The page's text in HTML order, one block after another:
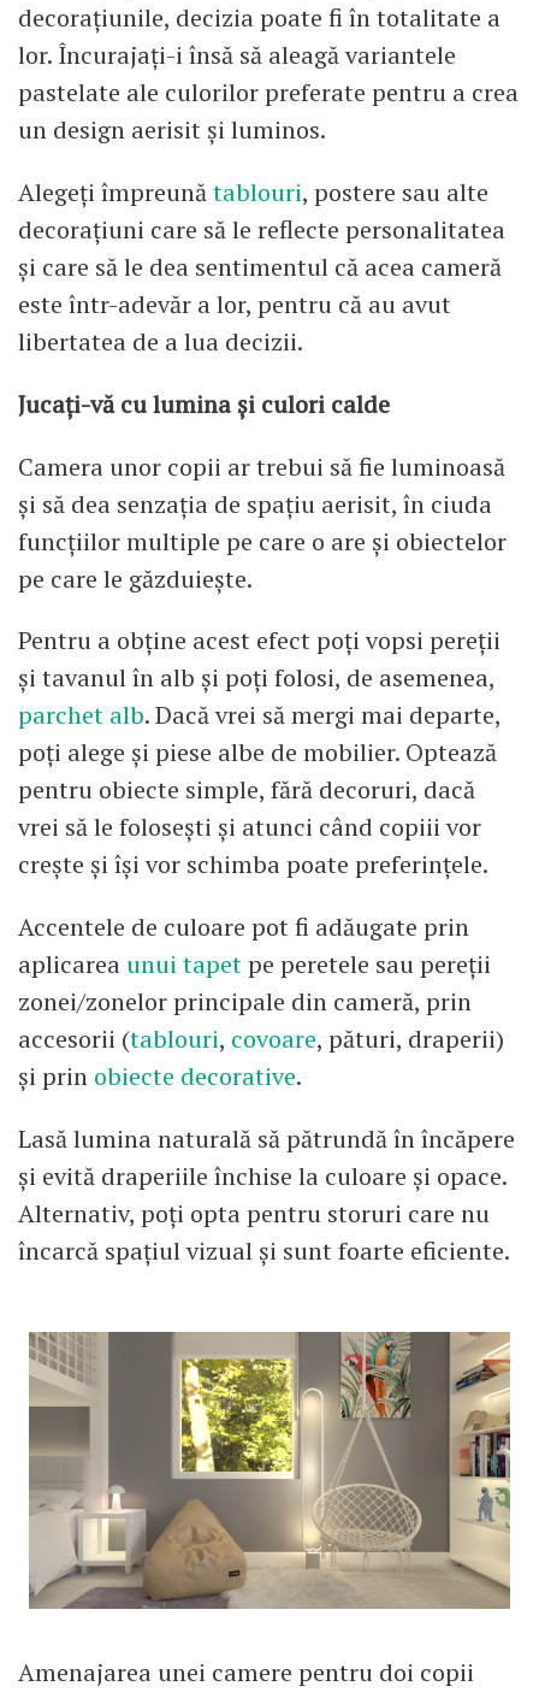
decorațiunile, decizia poate fi în totalitate a
lor. Încurajați-i însă să aleagă variantele
pastelate ale culorilor preferate pentru a crea
un design aerisit și luminos.
Alegeți împreunătablouri, postere sau alte
decorațiuni care să le reflecte personalitatea
și care să le dea sentimentul că acea cameră
este într-adevăr a lor, pentru că au avut
libertatea de a lua decizii.
Jucați-vă cu lumina și culori calde
Camera unor copii ar trebui să fie luminoasă
și să dea senzația de spațiu aerisit, în ciuda
funcțiilor multiple pe care o are și obiectelor
pe care le găzduiește.
Pentru a obține acest efect poți vopsi pereții
și tavanul în alb și poți folosi, de asemenea,
parchet alb. Dacă vrei să mergi mai departe,
poți alege și piese albe de mobilier. Optează
pentru obiecte simple, fără decoruri, dacă
vrei să le folosești și atunci când copiii vor
crește și își vor schimba poate preferințele.
Accentele de culoare pot fi adăugate prin
aplicarea unui tapetpe peretele sau pereții
zonei/zonelor principale din cameră, prin
accesorii (tablouri, covoare, pături, draperii)
și prin obiecte decorative.
Lasă lumina naturală să pătrundă în încăpere
și evită draperiile închise la culoare și opace.
Alternativ, poți opta pentru storuri care nu
încarcă spațiul vizual și sunt foarte eficiente.
Amenajarea unei camere pentru doi copii